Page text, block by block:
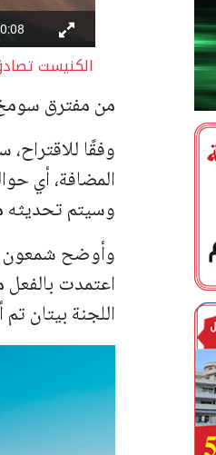
الكنيست
من مفترق
وسيتم تحديثه مرتين في
وأوضح شمعون
اللجنة بيتان تم أيضًا